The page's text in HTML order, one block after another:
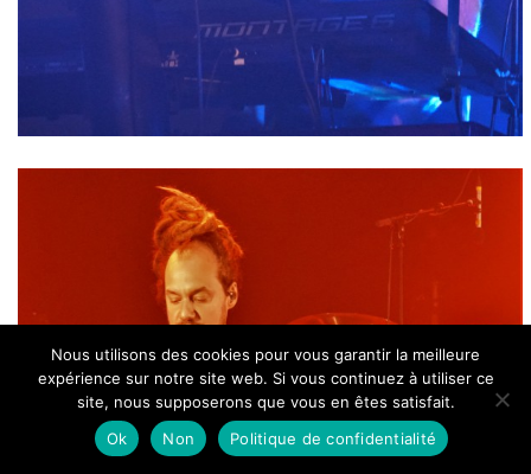
Nous utilisons des cookies pour vous garantir la meilleure
expérience sur notre site web. Si vous continuez à utiliser ce
site, nous supposerons que vous en êtes satisfait.
Ok
Non Politique de confidentialité